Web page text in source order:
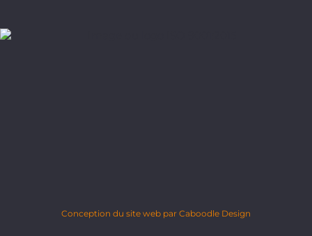
Conception du site web par Caboodle Design